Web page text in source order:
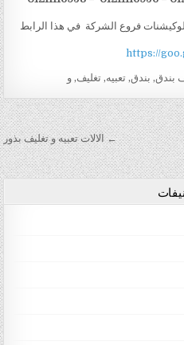
فروع الشركة في هذا الرابط
https://
بندق, بندق,تعبيه,تغليف,و
← الالات تعبيه و تغليف بذور